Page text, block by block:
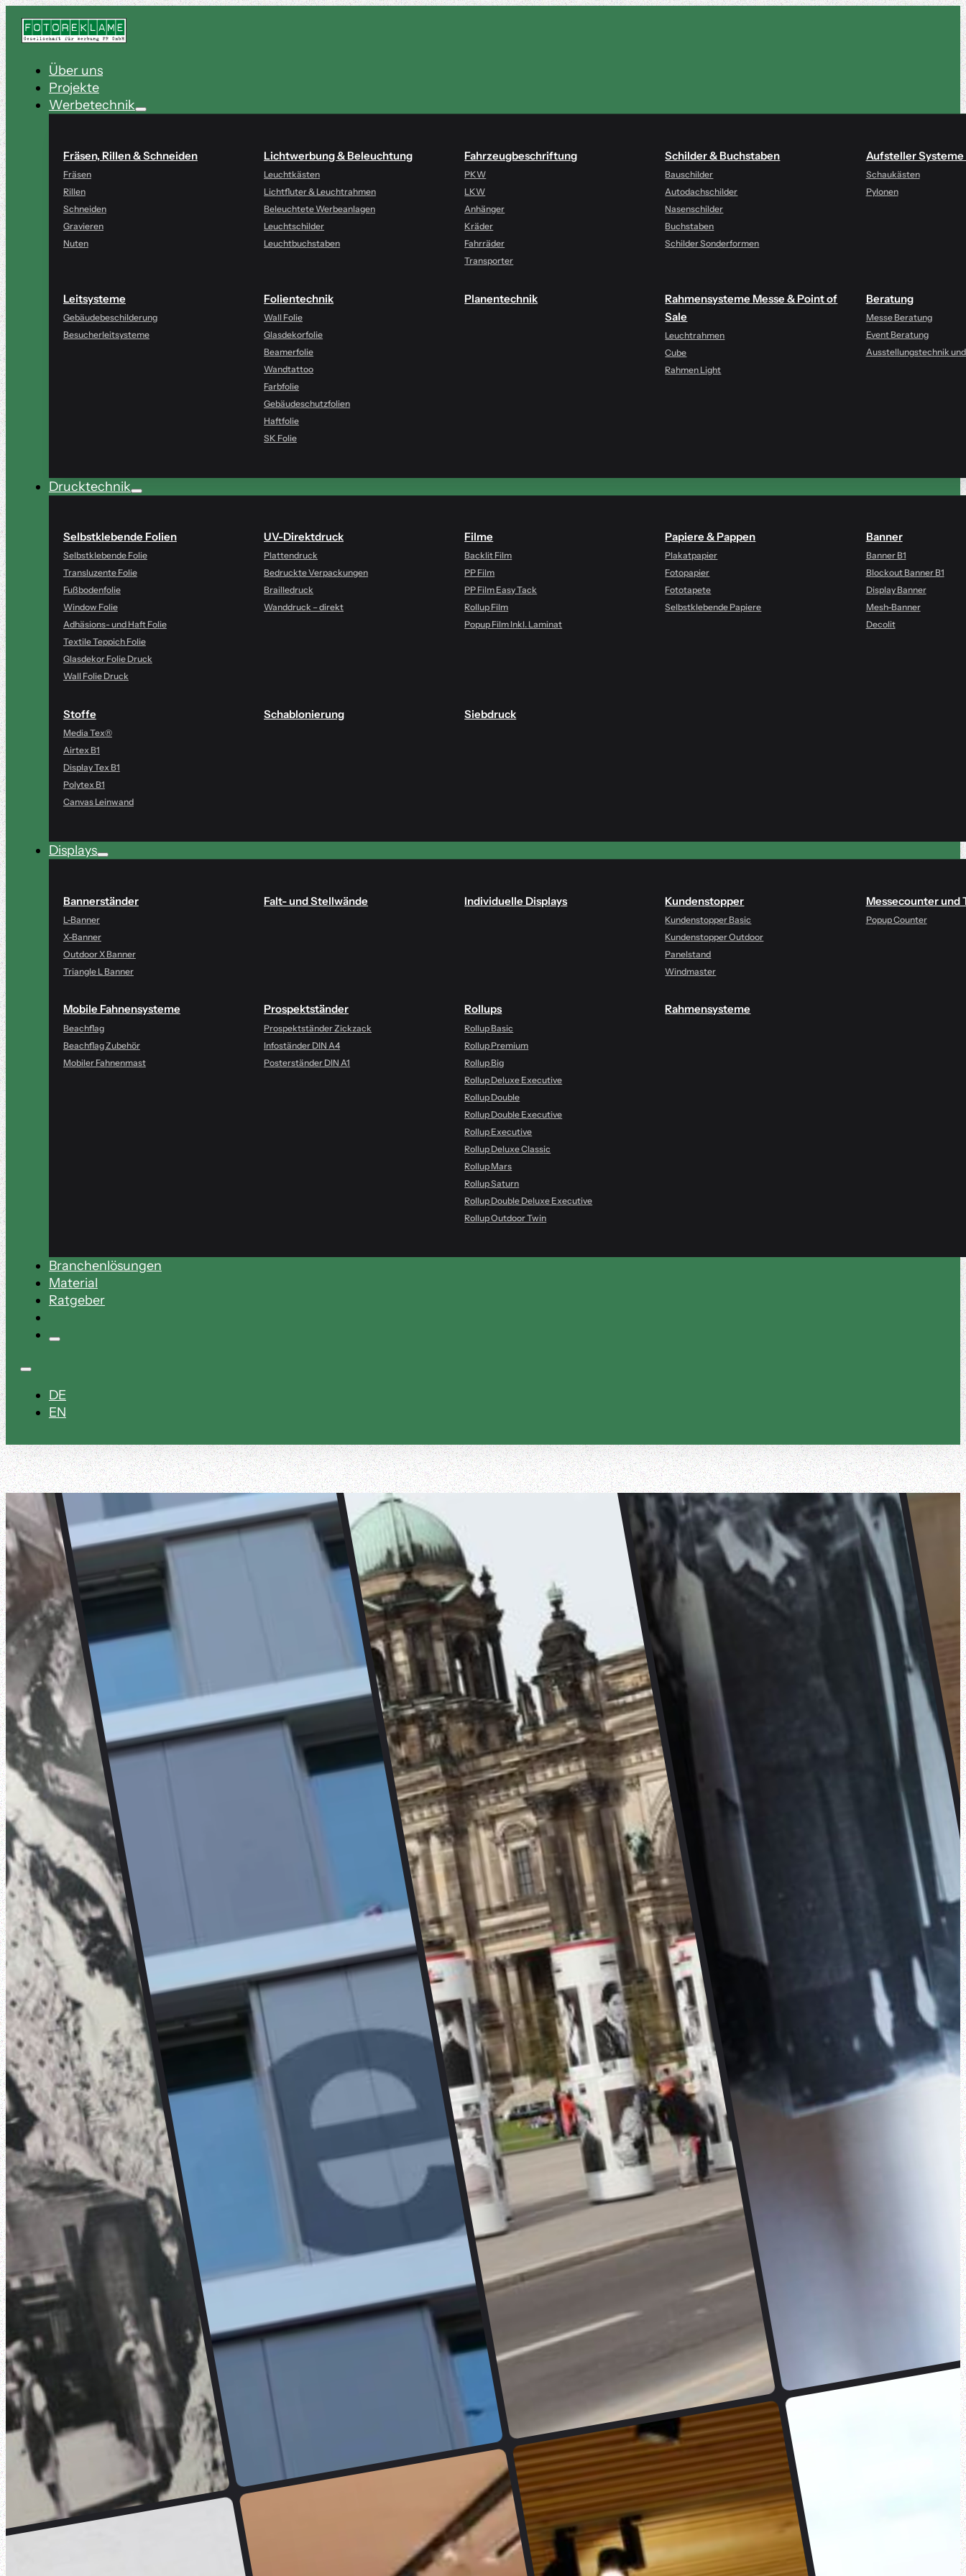
Über uns
Projekte
Werbetechnik
Fräsen, Rillen & Schneiden
Fräsen
Rillen
Schneiden
Gravieren
Nuten
Lichtwerbung & Beleuchtung
Leuchtkästen
Lichtfluter & Leuchtrahmen
Beleuchtete Werbeanlagen
Leuchtschilder
Leuchtbuchstaben
Fahrzeugbeschriftung
PKW
LKW
Anhänger
Kräder
Fahrräder
Transporter
Schilder & Buchstaben
Bauschilder
Autodachschilder
Nasenschilder
Buchstaben
Schilder Sonderformen
Aufsteller Systeme
Schaukästen
Pylonen
Leitsysteme
Gebäudebeschilderung
Besucherleitsysteme
Folientechnik
Wall Folie
Glasdekorfolie
Beamerfolie
Wandtattoo
Farbfolie
Gebäudeschutzfolien
Haftfolie
SK Folie
Planentechnik
Rahmensysteme Messe & Point of
Sale
Leuchtrahmen
Cube
Rahmen Light
Beratung
Messe Beratung
Event Beratung
Ausstellungstechnik
Drucktechnik
Selbstklebende Folien
Selbstklebende Folie
Transluzente Folie
Fußbodenfolie
Window Folie
Adhäsions- und Haft Folie
Textile Teppich Folie
Glasdekor Folie Druck
Wall Folie Druck
UV-Direktdruck
Plattendruck
Bedruckte Verpackungen
Brailledruck
Wanddruck – direkt
Filme
Backlit Film
PP Film
PP Film Easy Tack
Rollup Film
Popup Film Inkl. Laminat
Papiere & Pappen
Plakatpapier
Fotopapier
Fototapete
Selbstklebende Papiere
Banner
Banner B1
Blockout Banner B1
Display Banner
Mesh-Banner
Decolit
Stoffe
Media Tex®
Airtex B1
Display Tex B1
Polytex B1
Canvas Leinwand
Schablonierung Siebdruck
Displays
Bannerständer
L-Banner
X-Banner
Outdoor X Banner
Triangle L Banner
Falt- und Stellwände Individuelle Displays Kundenstopper
Kundenstopper Basic
Kundenstopper Outdoor
Panelstand
Windmaster
Messecounter und
Popup Counter
Mobile Fahnensysteme
Beachflag
Beachflag Zubehör
Mobiler Fahnenmast
Prospektständer
Prospektständer Zickzack
Infoständer DIN A4
Posterständer DIN A1
Rollups
Rollup Basic
Rollup Premium
Rollup Big
Rollup Deluxe Executive
Rollup Double
Rollup Double Executive
Rollup Executive
Rollup Deluxe Classic
Rollup Mars
Rollup Saturn
Rollup Double Deluxe Executive
Rollup Outdoor Twin
Rahmensysteme
Branchenlösungen
Material
Ratgeber
DE
EN